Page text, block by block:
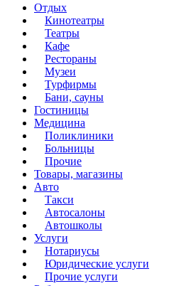
Отдых
Кинотеатры
Театры
Кафе
Рестораны
Музеи
Турфирмы
Бани, сауны
Гостиницы
Медицина
Поликлиники
Больницы
Прочие
Товары, магазины
Авто
Такси
Автосалоны
Автошколы
Услуги
Нотариусы
Юридические услуги
Прочие услуги